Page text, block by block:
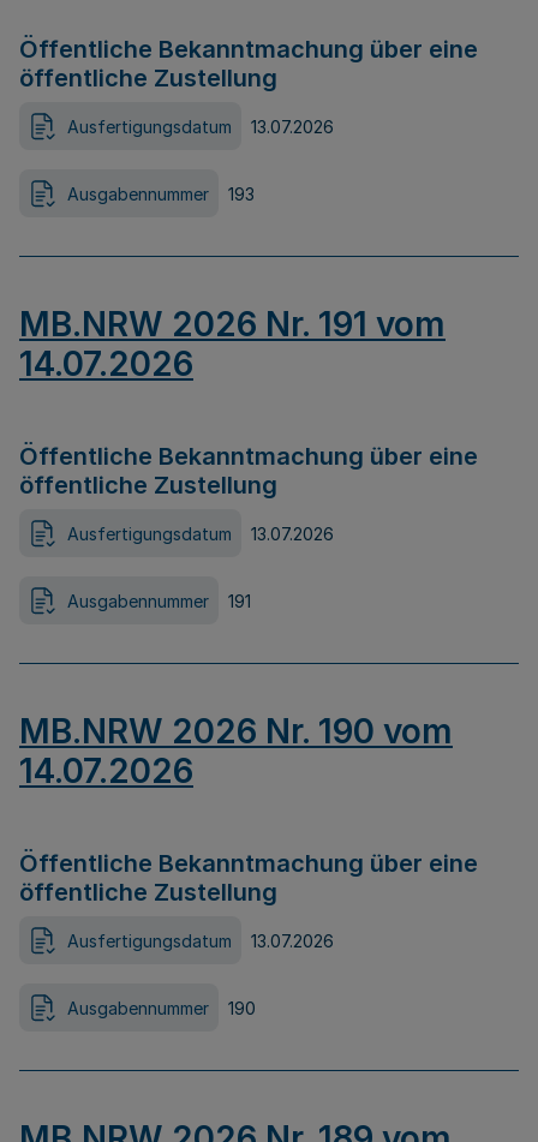
Öffentliche Bekanntmachung über eine
öffentliche Zustellung
Ausfertigungsdatum 13.07.2026
Ausgabennummer 193
MB.NRW 2026 Nr. 191 vom
14.07.2026
Öffentliche Bekanntmachung über eine
öffentliche Zustellung
Ausfertigungsdatum 13.07.2026
Ausgabennummer 191
MB.NRW 2026 Nr. 190 vom
14.07.2026
Öffentliche Bekanntmachung über eine
öffentliche Zustellung
Ausfertigungsdatum 13.07.2026
Ausgabennummer 190